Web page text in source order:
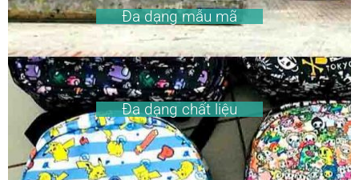
Đa dạng mẫu mã
Đa dạng chất liệu